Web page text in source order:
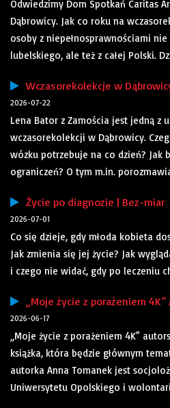
Odwiedzimy Dom Spotkań Caritas
Dąbrowicy. Jak co roku na
osoby z niepełnosprawnościami
lubelskiego, ale też z całej Polski.
Wczasorekolekcje w
2026-07-22
Lena Bator z Zamościa jest jedną z
wczasorekolekcji w Dąbrowicy.
wózku potrzebuje na co dzień? Jak
ograniczeń? O tym m.in.
Życie po diagnozie | Bez-miar
2026-07-01
Co się dzieje, gdy młoda kobieta
Jak zmienia się jej życie? Jak
i czego nie widać, gdy po leczeniu
„Moje życie z porażeniem
2026-06-17
„Moje życie z porażeniem 4K”
książka, która będzie głównym
autorka Anna Tomanek jest
Uniwersytetu Opolskiego i